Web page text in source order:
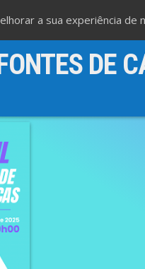
DE
a sua experiência de